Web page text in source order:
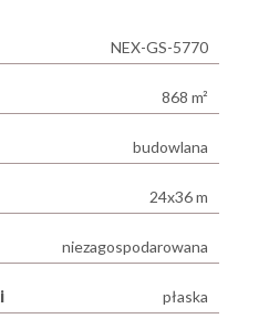
NEX-GS-5770
868 m²
budowlana
24x36 m
niezagospodarowana
płaska